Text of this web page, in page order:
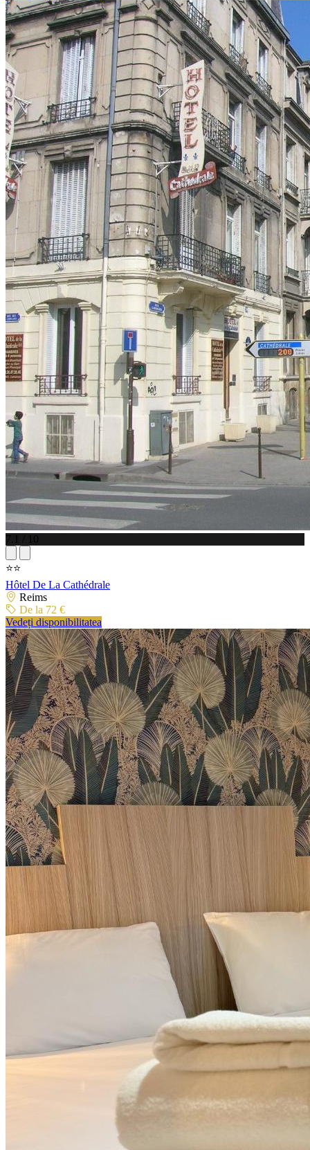
7.1 / 10
⭐⭐
Hôtel De La Cathédrale
Reims
De la 72 €
Vedeți disponibilitatea